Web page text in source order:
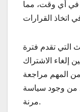
في أي وقت، مما
التي تقدم فترة
إلغاء الاشتراك
من المهم مراجعة
من وجود سياسة
مرنة.